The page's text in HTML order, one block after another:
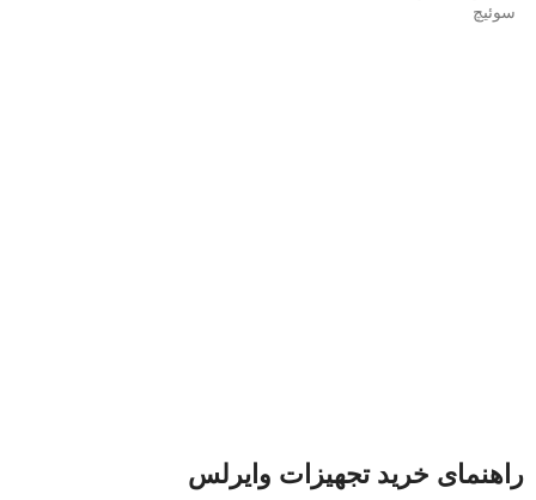
سوئیچ
راهنمای خرید تجهیزات وایرلس